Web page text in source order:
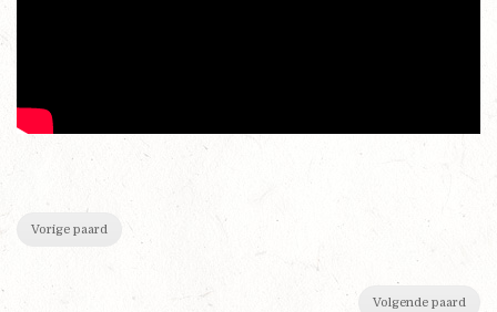
Vorige paard
Volgende paard